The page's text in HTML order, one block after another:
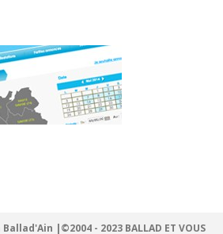
|©2004 - 2023 BALLAD ET VOUS